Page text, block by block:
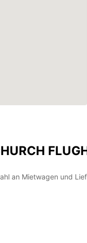
an Mietwagen und